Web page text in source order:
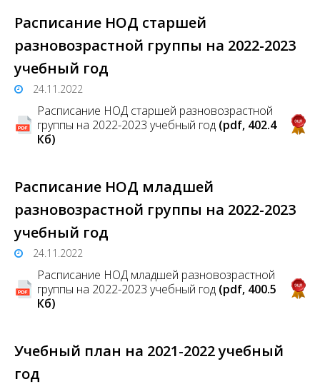
Расписание НОД старшей
разновозрастной группы на 2022-2023
учебный год
24.11.2022
Расписание НОД старшей разновозрастной
группы на 2022-2023 учебный год (pdf, 402.4
Кб)
Расписание НОД младшей
разновозрастной группы на 2022-2023
учебный год
24.11.2022
Расписание НОД младшей разновозрастной
группы на 2022-2023 учебный год (pdf, 400.5
Кб)
Учебный план на 2021-2022 учебный
год